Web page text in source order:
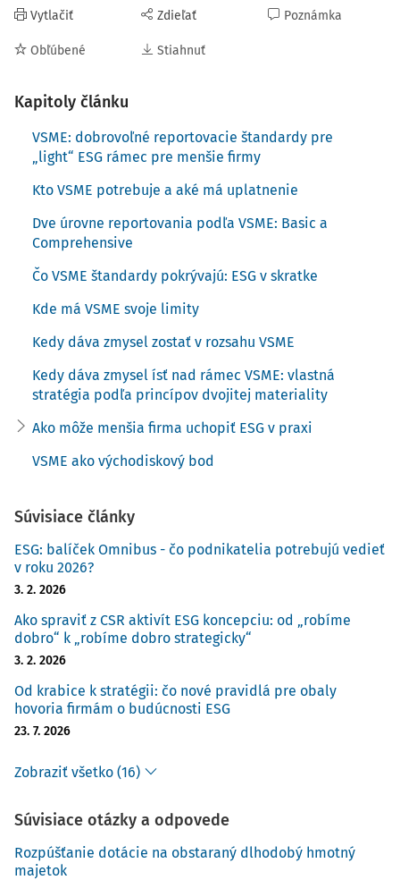
Vytlačiť
Obľúbené
Zdieľať
Stiahnuť
Poznámka
Kapitoly článku
VSME: dobrovoľné reportovacie štandardy pre
„light“ ESG rámec pre menšie firmy
Kto VSME potrebuje a aké má uplatnenie
Dve úrovne reportovania podľa VSME: Basic a
Comprehensive
Čo VSME štandardy pokrývajú: ESG v skratke
Kde má VSME svoje limity
Kedy dáva zmysel zostať v rozsahu VSME
Kedy dáva zmysel ísť nad rámec VSME: vlastná
stratégia podľa princípov dvojitej materiality
Ako môže menšia firma uchopiť ESG v praxi
VSME ako východiskový bod
Súvisiace články
ESG: balíček Omnibus - čo podnikatelia potrebujú vedieť
v roku 2026?
3. 2. 2026
Ako spraviť z CSR aktivít ESG koncepciu: od „robíme
dobro“ k „robíme dobro strategicky“
3. 2. 2026
Od krabice k stratégii: čo nové pravidlá pre obaly
hovoria firmám o budúcnosti ESG
23. 7. 2026
Zobraziť všetko (16)
Súvisiace otázky a odpovede
Rozpúšťanie dotácie na obstaraný dlhodobý hmotný
majetok